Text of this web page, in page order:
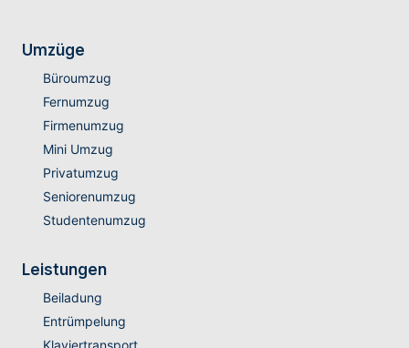
Umzüge
Büroumzug
Fernumzug
Firmenumzug
Mini Umzug
Privatumzug
Seniorenumzug
Studentenumzug
Leistungen
Beiladung
Entrümpelung